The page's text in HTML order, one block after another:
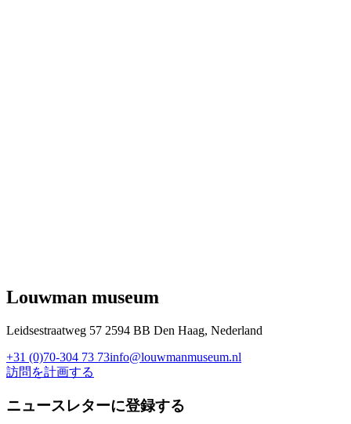
Louwman museum
Leidsestraatweg 57 2594 BB Den Haag, Nederland
+31 (0)70-304 73 73info@louwmanmuseum.nl
訪問を計画する
ニュースレターに登録する